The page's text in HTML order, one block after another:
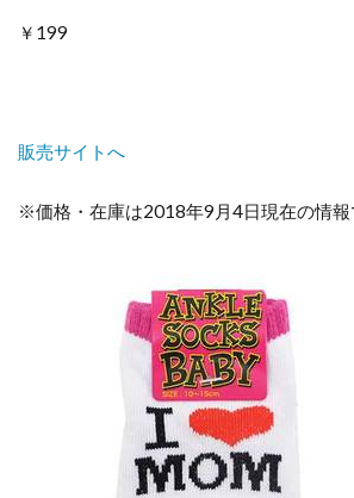
￥199
販売サイトへ
※価格・在庫は2018年9月4日現在の情報